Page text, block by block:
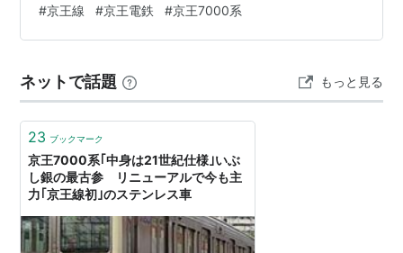
6両編成5本(7001F〜7005F)、4両編成5本(7201F〜
(7021F〜7025F)、増結用2両編成5本(7421F〜
7425F)、計190両が在籍している。
4両編成1本(7201F)は、動物園線ワンマン対応となって
いる。
10両編成、あるいは6両編成と4両編成を組み合わせた
10両編成は、特急や準特急
る。ただし、行楽シーズンの分割特急(2006/09/01のダ
イヤ改正で廃止)には運用されない。
でお馴染み7727Fです 続いて目的 7701Fによる40周年記
念ヘッドマーク車です！ 「車齢が積み重なることの記
京王7000系の場合 明るく堂々と祝われていて古参車両フ
ァンとしてはうれしい限りです さて少し時間を空けて
も…
#京王線 #京王電鉄 #京王7000系
ネットで話題 もっと見る
23 ブックマーク
京王7000系｢中身は21世紀仕様｣いぶ
し銀の最古参 リニューアルで今も主
力｢京王線初｣のステンレス車